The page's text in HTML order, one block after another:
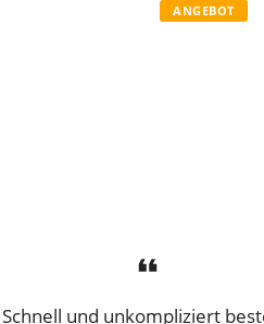
ANGEBOT
Schnell und unkompliziert